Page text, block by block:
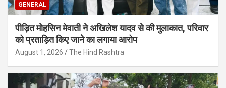
GENERAL
पीड़ित मोहसिन मेवाती ने अखिलेश यादव से की मुलाकात, परिवार
को प्रताड़ित किए जाने का लगाया आरोप
August 1, 2026 The Hind Rashtra